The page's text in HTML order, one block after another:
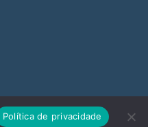
Política de privacidade